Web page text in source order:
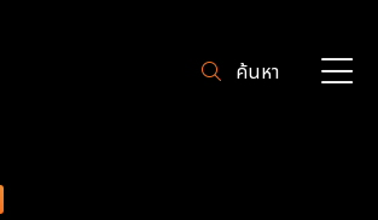
ค้นหา